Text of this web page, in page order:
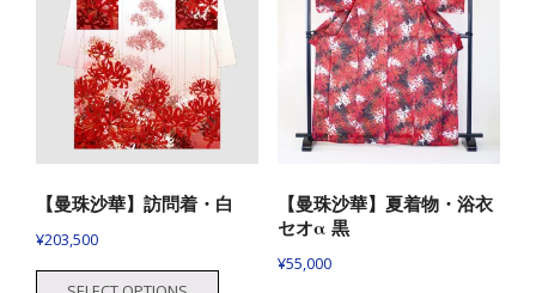
【曼珠沙華】訪問着・白
¥203,500
【曼珠沙華】夏着物・浴衣
セオα 黒
¥55,000